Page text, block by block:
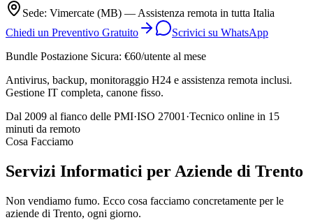
Sede: Vimercate (MB) — Assistenza remota in tutta Italia
Chiedi un Preventivo Gratuito
Scrivici su WhatsApp
Bundle Postazione Sicura: €60/utente al mese
Antivirus, backup, monitoraggio H24 e assistenza remota inclusi.
Gestione IT completa, canone fisso.
Dal 2009 al fianco delle PMI·ISO 27001 ·Tecnico online in 15
minuti da remoto
Cosa Facciamo
Servizi Informatici per Aziende di Trento
Non vendiamo fumo. Ecco cosa facciamo concretamente per le
aziende di Trento, ogni giorno.